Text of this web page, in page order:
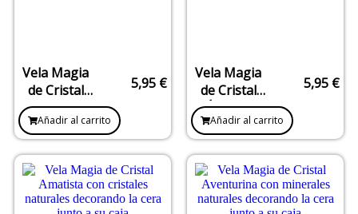
Vela Magia
de Cristal
Pirita –
Abundancia
y Protección
5,95 €
Añadir al carrito
Vela Magia
de Cristal
Ágata –
Equilibrio y
Protección
5,95 €
Añadir al carrito